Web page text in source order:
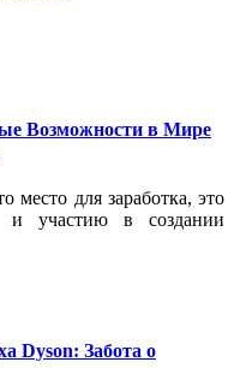
Возможности в Мире
место для заработка, это
и участию в создании
Dyson: Забота о